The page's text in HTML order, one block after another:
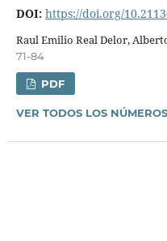
DOI: https://doi.org/
Raul Emilio Real Delor,
71-84
PDF
VER TODOS LOS NÚMEROS